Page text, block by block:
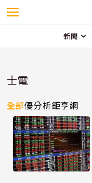
新聞
士電
全部優分析鉅亨網